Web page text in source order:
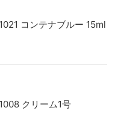
コンテナブルー 15ml
クリーム1号